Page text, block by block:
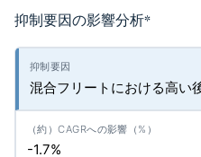
抑制要因の影響分析*
混合フリートにおける高い
-1.7%